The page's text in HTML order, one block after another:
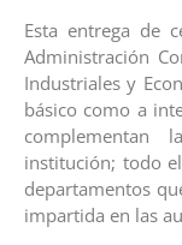
Esta entrega de
Administración
Industriales y
básico como a
institución; todo
departamentos
impartida en las